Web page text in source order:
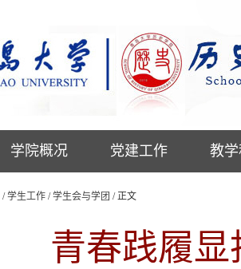
学院概况 党建工作 教
/学生工作 /学生会与学团 / 正文
青春践履